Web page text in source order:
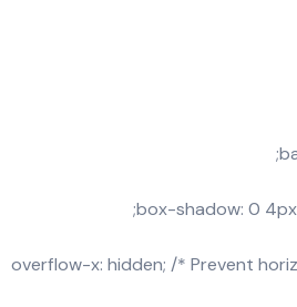
box-shadow: 0 4px
overflow-x: hidden; /* Prevent